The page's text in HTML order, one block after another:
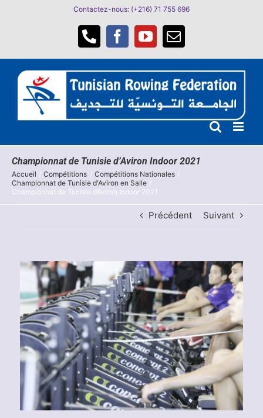
Contactez-nous: (+216) 71 755 696
Téléphone
Facebook
YouTube
Email
Championnat de Tunisie d’Aviron Indoor 2021
Accueil Compétitions
Compétitions Nationales
Championnat de Tunisie d'Aviron en Salle
Championnat de Tunisie d’Aviron Indoor 2021
Précédent Suivant
Voir
l'image
agrandie